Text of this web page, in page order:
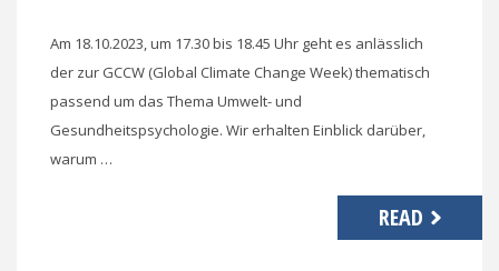
Am 18.10.2023, um 17.30 bis 18.45 Uhr geht es anlässlich
der zur GCCW (Global Climate Change Week) thematisch
passend um das Thema Umwelt- und
Gesundheitspsychologie. Wir erhalten Einblick darüber,
warum …
READ